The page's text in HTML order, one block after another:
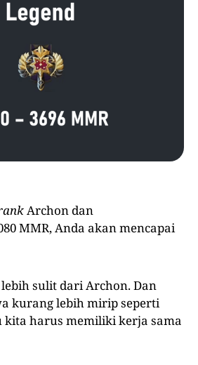
Archon dan
MMR, Anda akan mencapai
sulit dari Archon. Dan
kurang lebih mirip seperti
kita harus memiliki kerja sama